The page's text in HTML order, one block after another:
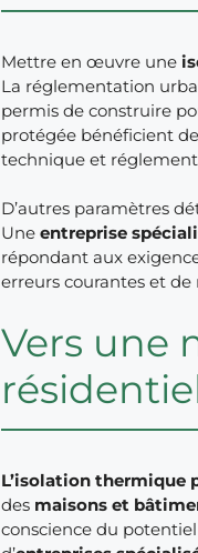
Mettre en œuvre une
La réglementation
permis de construire
protégée bénéficient
technique et
D’autres paramètres
Uneentreprise
répondant aux
erreurs courantes et
Vers une
L’isolation thermique
des maisons et
conscience du potentiel